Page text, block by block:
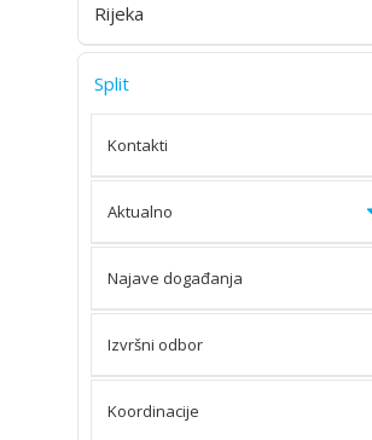
Rijeka
Split
Kontakti
Aktualno
Najave događanja
Izvršni odbor
Koordinacije